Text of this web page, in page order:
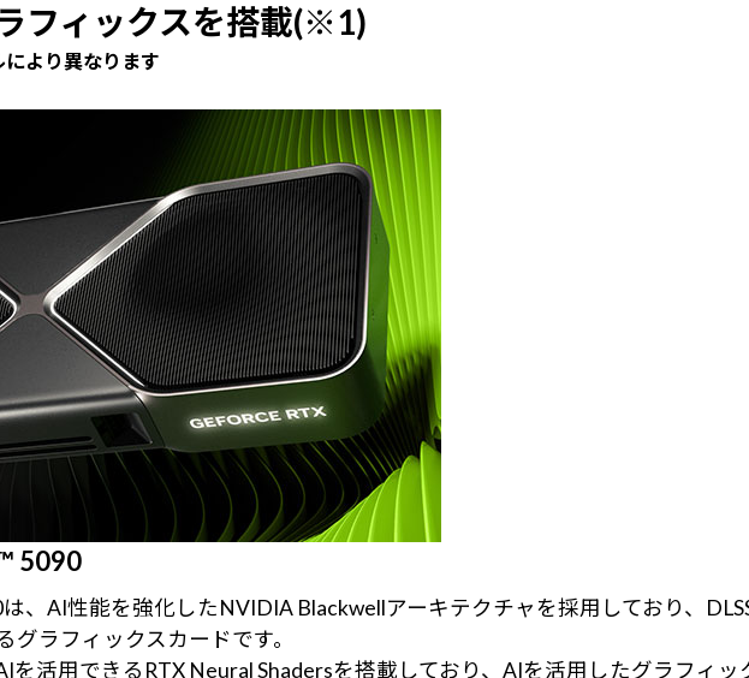
フィックスを搭載(※1)
より異なります
5090
、AI性能を強化したNVIDIA Blackwellアーキテクチャを採用しており、
ラフィックスカードです。
を活用できるRTX Neural Shadersを搭載しており、AIを活用したグラフィ